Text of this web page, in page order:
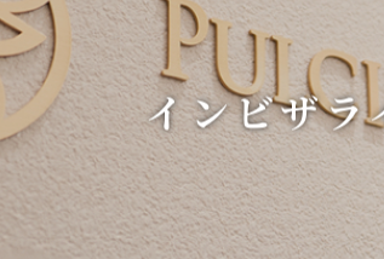
インビザラ